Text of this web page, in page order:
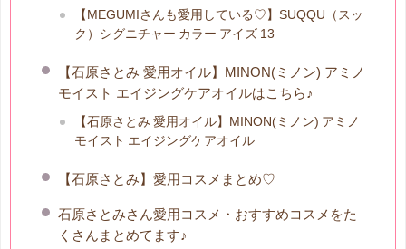
【MEGUMIさんも愛用している♡】SUQQU（スッ
ク）シグニチャー カラー アイズ 13
【石原さとみ 愛用オイル】MINON(ミノン) アミノ
モイスト エイジングケアオイルはこちら♪
【石原さとみ 愛用オイル】MINON(ミノン) アミノ
モイスト エイジングケアオイル
【石原さとみ】愛用コスメまとめ♡
石原さとみさん愛用コスメ・おすすめコスメをた
くさんまとめてます♪